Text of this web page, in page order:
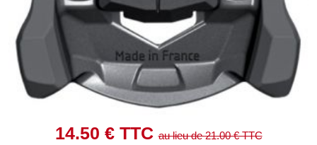
14.50 € TTCau lieu de21.00€ TTC